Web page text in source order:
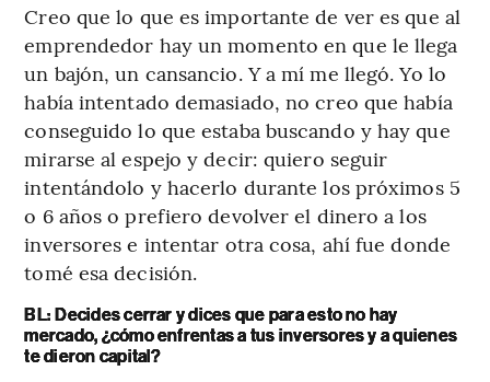
Creo que lo que es importante de ver es que al
emprendedor hay un momento en que le llega
un bajón, un cansancio. Y a mí me llegó. Yo lo
había intentado demasiado, no creo que había
conseguido lo que estaba buscando y hay que
mirarse al espejo y decir: quiero seguir
intentándolo y hacerlo durante los próximos 5
o 6 años o prefiero devolver el dinero a los
inversores e intentar otra cosa, ahí fue donde
tomé esa decisión.
BL: Decides cerrar y dices que para esto no hay
mercado, ¿cómo enfrentas a tus inversores y a quienes
te dieron capital?